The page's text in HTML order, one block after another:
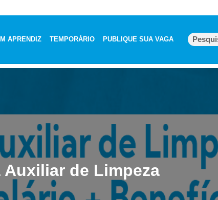
APRENDIZ TEMPORÁRIO PUBLIQUE SUA VAGA
de Limpeza